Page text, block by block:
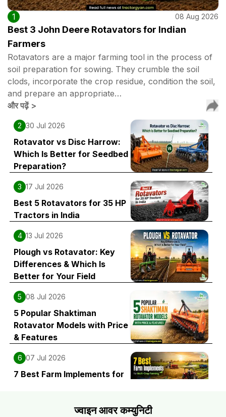
1 08 Aug 2026
Best 3 John Deere Rotavators for Indian
Farmers
Rotavators are a major farming tool in the process of
soil preparation for sowing. They crumble the soil
clods, incorporate the crop residue, condition the soil,
and prepare an appropriate…
और पढ़ें>
2 30 Jul 2026
Rotavator vs Disc Harrow:
Which Is Better for Seedbed
Preparation?
3 17 Jul 2026
Best 5 Rotavators for 35 HP
Tractors in India
4 13 Jul 2026
Plough vs Rotavator: Key
Differences & Which Is
Better for Your Field
5 08 Jul 2026
5 Popular Shaktiman
Rotavator Models with Price
& Features
6 07 Jul 2026
7 Best Farm Implements for
ज्वाइन आवर कम्युनिटी